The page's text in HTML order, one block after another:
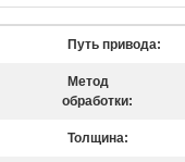
Путь привода:
Метод
обработки:
Толщина: